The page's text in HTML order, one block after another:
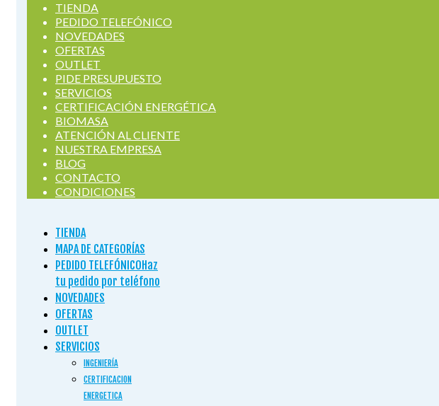
TIENDA
PEDIDO TELEFÓNICO
NOVEDADES
OFERTAS
OUTLET
PIDE PRESUPUESTO
SERVICIOS
CERTIFICACIÓN ENERGÉTICA
BIOMASA
ATENCIÓN AL CLIENTE
NUESTRA EMPRESA
BLOG
CONTACTO
CONDICIONES
TIENDA
MAPA DE CATEGORÍAS
PEDIDO TELEFÓNICO Haz
tu pedido por teléfono
NOVEDADES
OFERTAS
OUTLET
SERVICIOS
INGENIERÍA
CERTIFICACION
ENERGETICA